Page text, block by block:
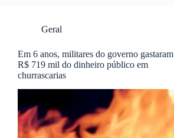
Geral
Em 6 anos, militares do governo gastaram
R$ 719 mil do dinheiro público em
churrascarias